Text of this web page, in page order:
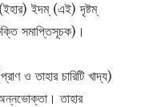
ইদম্ (এই) দৃষ্টম্
সমাপ্তিসূচক)।
ও তাহার চারিটি খাদ্য)
তাহার